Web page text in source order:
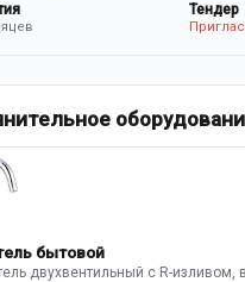
Тендер
бытовой
двухвентильный с R-изливом,